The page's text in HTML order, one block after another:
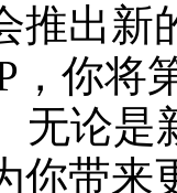
推出新
，你将
无论是
你带来